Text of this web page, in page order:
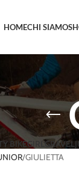
HOMECHI SIAMO
BIKEGIRLGRAVEL
GIULIETTA